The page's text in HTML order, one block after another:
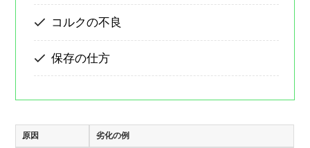
コルクの不良
保存の仕方
原因 劣化の例